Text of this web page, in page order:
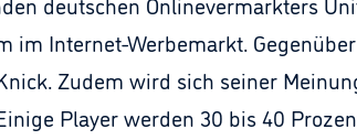
Internet-Werbemarkt.
Zudem wird sich seiner
Player werden 30 bis 40